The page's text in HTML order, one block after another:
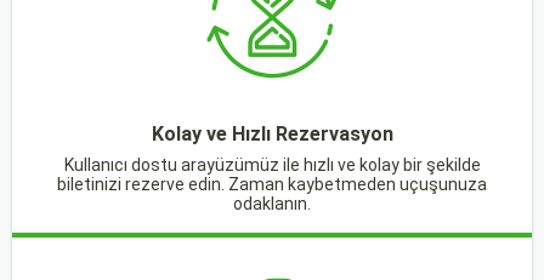
Kolay ve Hızlı Rezervasyon
Kullanıcı dostu arayüzümüz ile hızlı ve kolay bir şekilde
biletinizi rezerve edin. Zaman kaybetmeden uçuşunuza
odaklanın.